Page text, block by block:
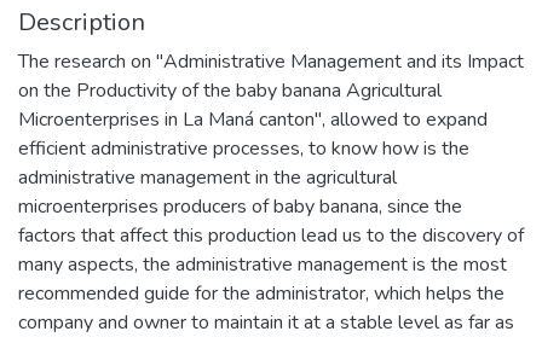
Description
The research on "Administrative Management and its Impact
on the Productivity of the baby banana Agricultural
Microenterprises in La Maná canton", allowed to expand
efficient administrative processes, to know how is the
administrative management in the agricultural
microenterprises producers of baby banana, since the
factors that affect this production lead us to the discovery of
many aspects, the administrative management is the most
recommended guide for the administrator, which helps the
company and owner to maintain it at a stable level as far as